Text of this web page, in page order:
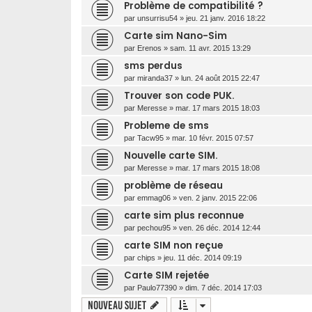
Problème de compatibilité ?
par unsurrisu54 » jeu. 21 janv. 2016 18:22
Carte sim Nano-Sim
par Erenos » sam. 11 avr. 2015 13:29
sms perdus
par miranda37 » lun. 24 août 2015 22:47
Trouver son code PUK.
par Meresse » mar. 17 mars 2015 18:03
Probleme de sms
par Tacw95 » mar. 10 févr. 2015 07:57
Nouvelle carte SIM.
par Meresse » mar. 17 mars 2015 18:08
problème de réseau
par emmag06 » ven. 2 janv. 2015 22:06
carte sim plus reconnue
par pechou95 » ven. 26 déc. 2014 12:44
carte SIM non reçue
par chips » jeu. 11 déc. 2014 09:19
Carte SIM rejetée
par Paulo77390 » dim. 7 déc. 2014 17:03
Nouveau sujet